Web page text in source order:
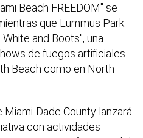
Beach FREEDOM" se
que Lummus Park
and Boots", una
de fuegos artificiales
Beach como en North
Dade County lanzará
con actividades